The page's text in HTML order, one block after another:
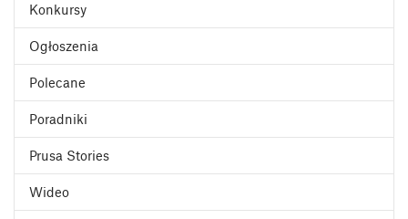
Konkursy
Ogłoszenia
Polecane
Poradniki
Prusa Stories
Wideo